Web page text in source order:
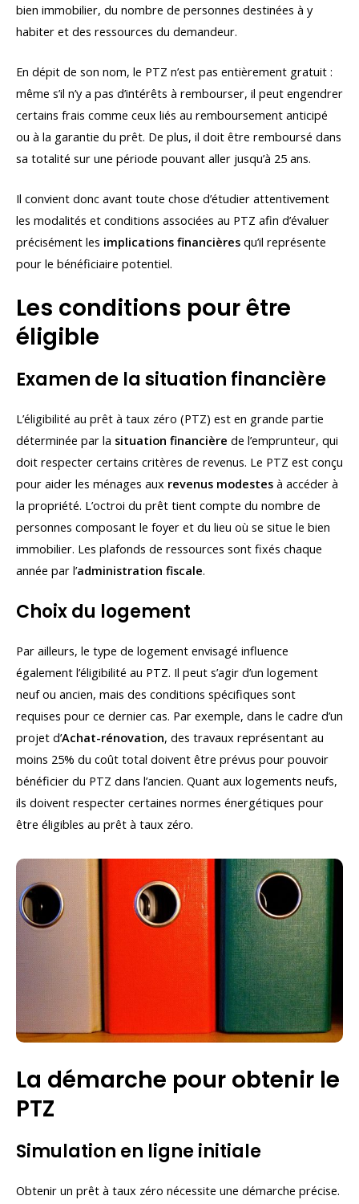
bien immobilier, du nombre de personnes destinées à y
habiter et des ressources du demandeur.
En dépit de son nom, le PTZ n’est pas entièrement gratuit :
même s’il n’y a pas d’intérêts à rembourser, il peut engendrer
certains frais comme ceux liés au remboursement anticipé
ou à la garantie du prêt. De plus, il doit être remboursé dans
sa totalité sur une période pouvant aller jusqu’à 25 ans.
Il convient donc avant toute chose d’étudier attentivement
les modalités et conditions associées au PTZ afin d’évaluer
précisément les implications financières qu’il représente
pour le bénéficiaire potentiel.
Les conditions pour être
éligible
Examen de la situation financière
L’éligibilité au prêt à taux zéro (PTZ) est en grande partie
déterminée par la situation financière de l’emprunteur, qui
doit respecter certains critères de revenus. Le PTZ est conçu
pour aider les ménages aux revenus modestes à accéder à
la propriété. L’octroi du prêt tient compte du nombre de
personnes composant le foyer et du lieu où se situe le bien
immobilier. Les plafonds de ressources sont fixés chaque
année par l’administration fiscale.
Choix du logement
Par ailleurs, le type de logement envisagé influence
également l’éligibilité au PTZ. Il peut s’agir d’un logement
neuf ou ancien, mais des conditions spécifiques sont
requises pour ce dernier cas. Par exemple, dans le cadre d’un
projet d’Achat-rénovation, des travaux représentant au
moins 25% du coût total doivent être prévus pour pouvoir
bénéficier du PTZ dans l’ancien. Quant aux logements neufs,
ils doivent respecter certaines normes énergétiques pour
être éligibles au prêt à taux zéro.
La démarche pour obtenir le
PTZ
Simulation en ligne initiale
Obtenir un prêt à taux zéro nécessite une démarche précise.